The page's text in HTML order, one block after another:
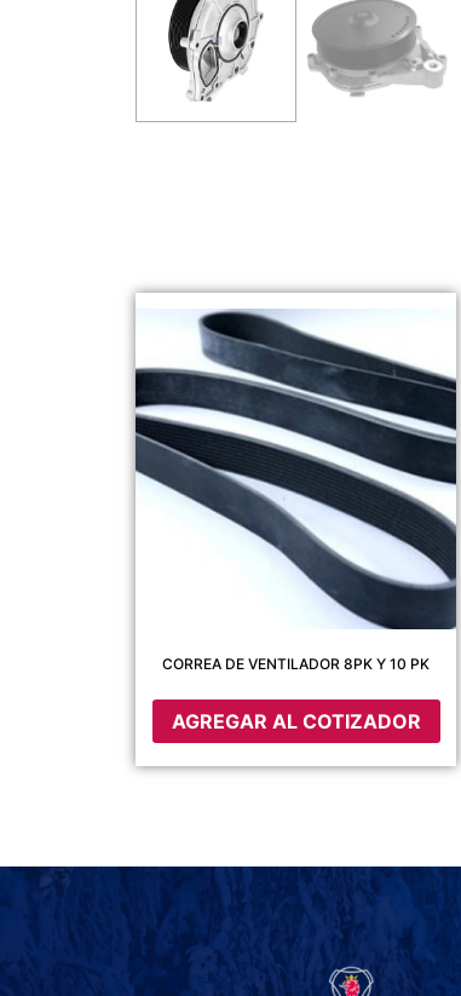
CORREA DE VENTILADOR 8PK Y 10 PK
AGREGAR AL COTIZADOR